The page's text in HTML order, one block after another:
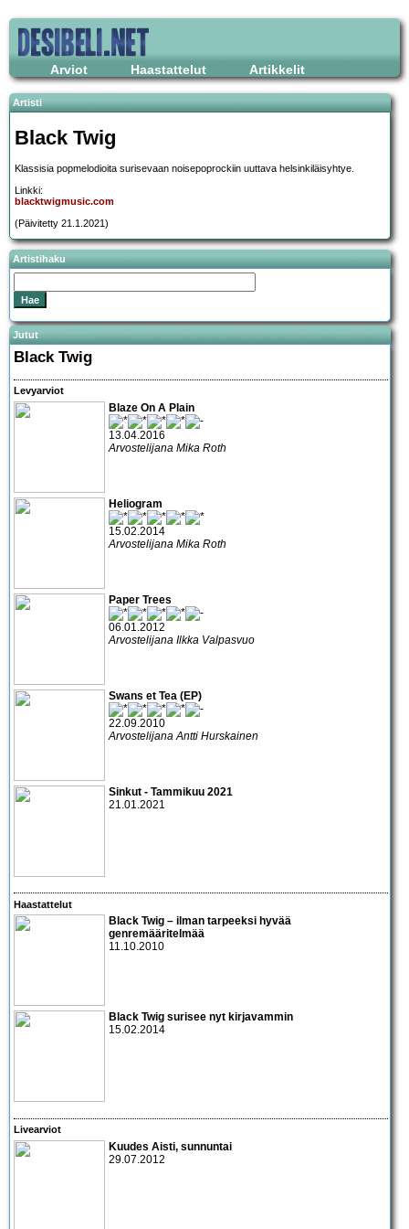
Arviot Haastattelut Artikkelit
Artisti
Black Twig
Klassisia popmelodioita surisevaan noisepoprockiin uuttava helsinkiläisyhtye.
Linkki:
blacktwigmusic.com
(Päivitetty 21.1.2021)
Artistihaku
Jutut
Black Twig
Levyarviot
Blaze On A Plain
13.04.2016
Arvostelijana Mika Roth
Heliogram
15.02.2014
Arvostelijana Mika Roth
Paper Trees
06.01.2012
Arvostelijana Ilkka Valpasvuo
Swans et Tea (EP)
22.09.2010
Arvostelijana Antti Hurskainen
Sinkut - Tammikuu 2021
21.01.2021
Haastattelut
Black Twig – ilman tarpeeksi hyvää
genremääritelmää
11.10.2010
Black Twig surisee nyt kirjavammin
15.02.2014
Livearviot
Kuudes Aisti, sunnuntai
29.07.2012